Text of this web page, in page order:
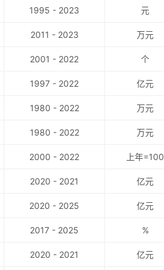
1995 - 2023 元
2011 - 2023 万元
2001 - 2022 个
1997 - 2022 亿元
1980 - 2022 万元
1980 - 2022 万元
2000 - 2022 上年=100
2020 - 2021 亿元
2020 - 2025 亿元
2017 - 2025 %
2020 - 2021 亿元